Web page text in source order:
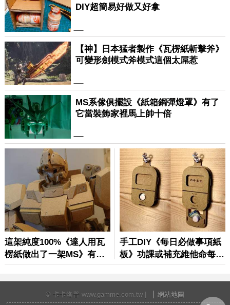
© 卡卡洛普 www.gamme.com.tw | 網站地圖